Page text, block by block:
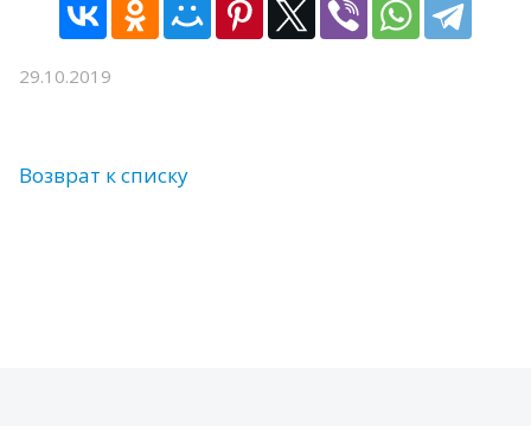
29.10.2019
Возврат к списку